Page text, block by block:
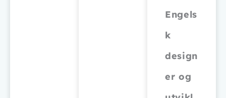
Engels
k
design
er og